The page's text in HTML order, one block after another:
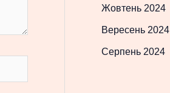
Жовтень 2024
Вересень 2024
Серпень 2024